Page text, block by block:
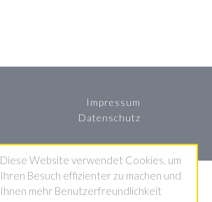
Diese Website verwendet Cookies, um
Ihren Besuch effizienter zu machen und
Ihnen mehr Benutzerfreundlichkeit
Impressum
Datenschutz